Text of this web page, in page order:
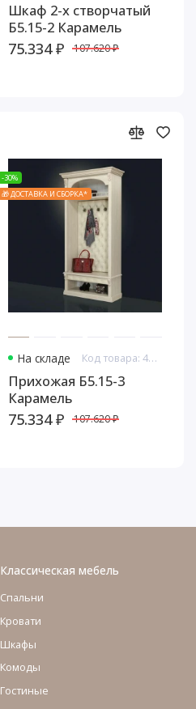
Шкаф 2-х створчатый
Б5.15-2 Карамель
75.334 ₽ 107.620 ₽
-30%
🎁 ДОСТАВКА И СБОРКА*
На складе Код товара: 4741
Прихожая Б5.15-3
Карамель
75.334 ₽ 107.620 ₽
Классическая мебель
Спальни
Кровати
Шкафы
Комоды
Гостиные